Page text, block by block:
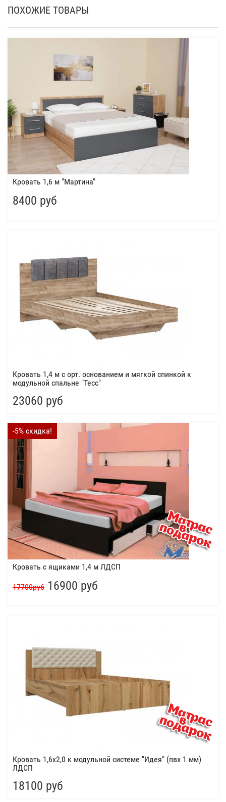
ПОХОЖИЕ ТОВАРЫ
Кровать 1,6 м "Мартина"
8400 руб
Кровать 1,4 м с орт. основанием и мягкой спинкой к
модульной спальне "Тесс"
23060 руб
-5% скидка!
Кровать с ящиками 1,4 м ЛДСП
17700руб 16900 руб
Кровать 1,6х2,0 к модульной системе "Идея" (пвх 1 мм)
ЛДСП
18100 руб